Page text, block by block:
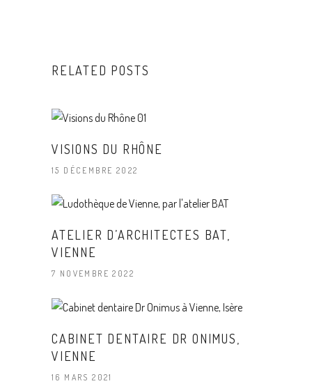
RELATED POSTS
VISIONS DU RHÔNE
15 DÉCEMBRE 2022
ATELIER D’ARCHITECTES BAT,
VIENNE
7 NOVEMBRE 2022
CABINET DENTAIRE DR ONIMUS,
VIENNE
16 MARS 2021